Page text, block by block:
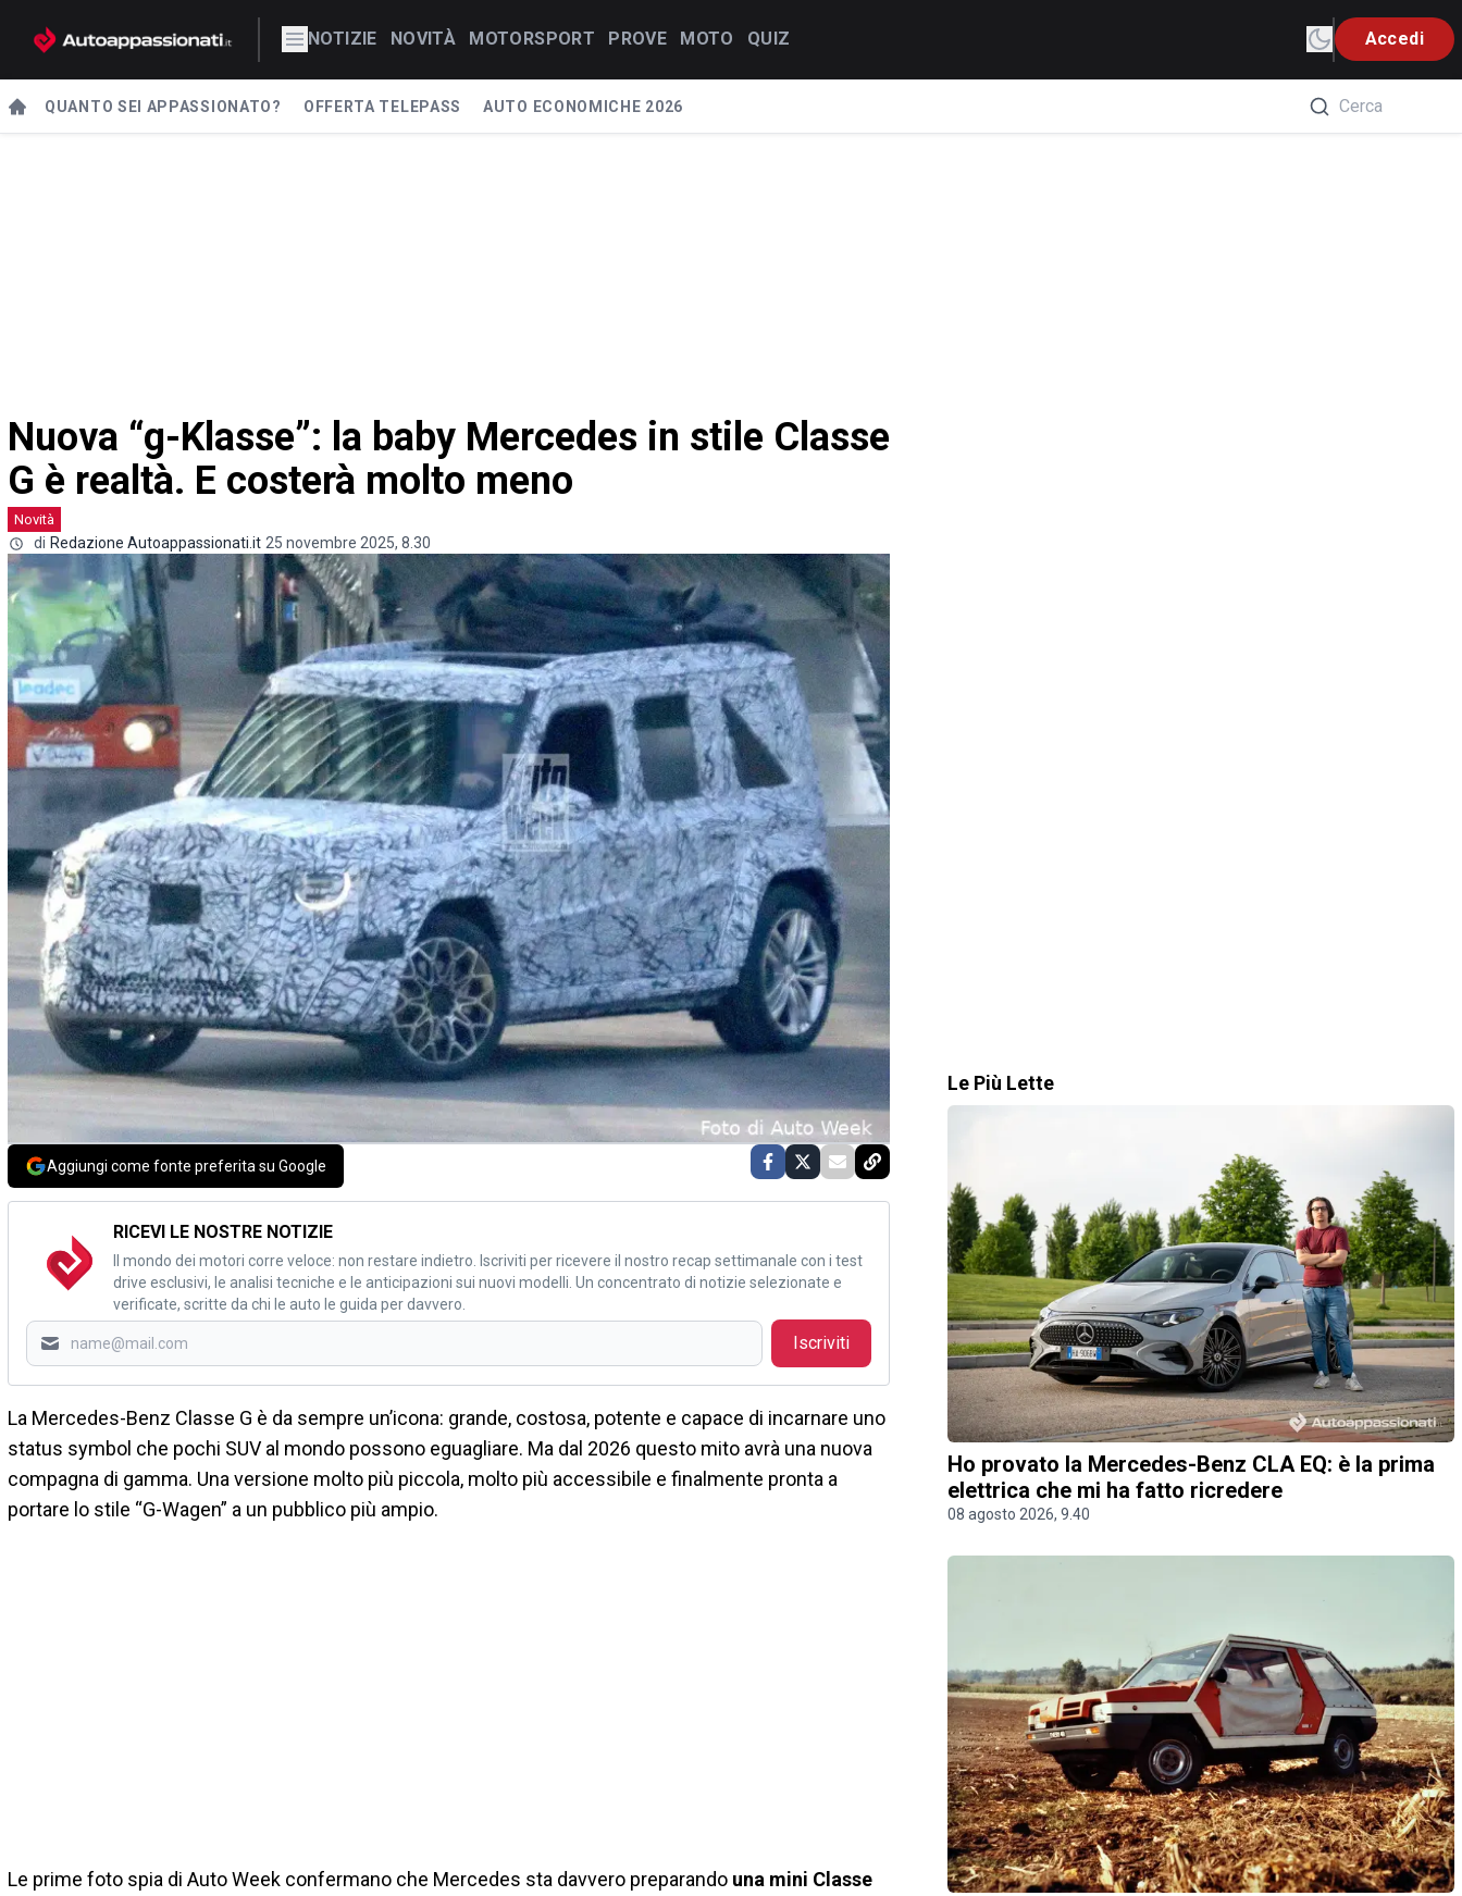
NOTIZIE NOVITÀ MOTORSPORT PROVE MOTO QUIZ Accedi
QUANTO SEI APPASSIONATO? OFFERTA TELEPASS AUTO ECONOMICHE 2026
Nuova “g-Klasse”: la baby Mercedes in stile Classe
G è realtà. E costerà molto meno
Novità
di Redazione Autoappassionati.it 25 novembre 2025, 8.30
Aggiungi come fonte preferita su Google
RICEVI LE NOSTRE NOTIZIE
Il mondo dei motori corre veloce: non restare indietro. Iscriviti per ricevere il nostro recap settimanale con i test
drive esclusivi, le analisi tecniche e le anticipazioni sui nuovi modelli. Un concentrato di notizie selezionate e
verificate, scritte da chi le auto le guida per davvero.
Iscriviti
La Mercedes-Benz Classe G è da sempre un’icona: grande, costosa, potente e capace di incarnare uno
status symbol che pochi SUV al mondo possono eguagliare. Ma dal 2026 questo mito avrà una nuova
compagna di gamma. Una versione molto più piccola, molto più accessibile e finalmente pronta a
portare lo stile “G-Wagen” a un pubblico più ampio.
Le prime foto spia di Auto Week confermano che Mercedes sta davvero preparando una mini Classe
Le Più Lette
Ho provato la Mercedes-Benz CLA EQ: è la prima
elettrica che mi ha fatto ricredere
08 agosto 2026, 9.40